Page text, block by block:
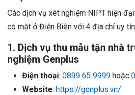
Các dịch vụ xét nghiệm NIPT hiện
có mặt ở Điện Biên với 4 địa chỉ uy
1. Dịch vụ thu mẫu tận nhà
nghiệm Genplus
Điện thoại: 0899 65 9999 hoặc
Website: https://genplus.vn/